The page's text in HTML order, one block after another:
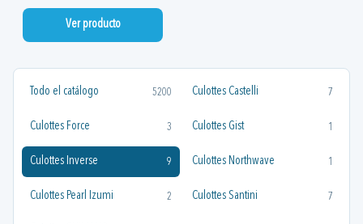
Todo el catálogo 5200 Culottes Castelli 7
Culottes Force 3 Culottes Gist 1
Culottes Inverse 9 Culottes Northwave 1
Culottes Pearl Izumi 2 Culottes Santini 7
Ver producto